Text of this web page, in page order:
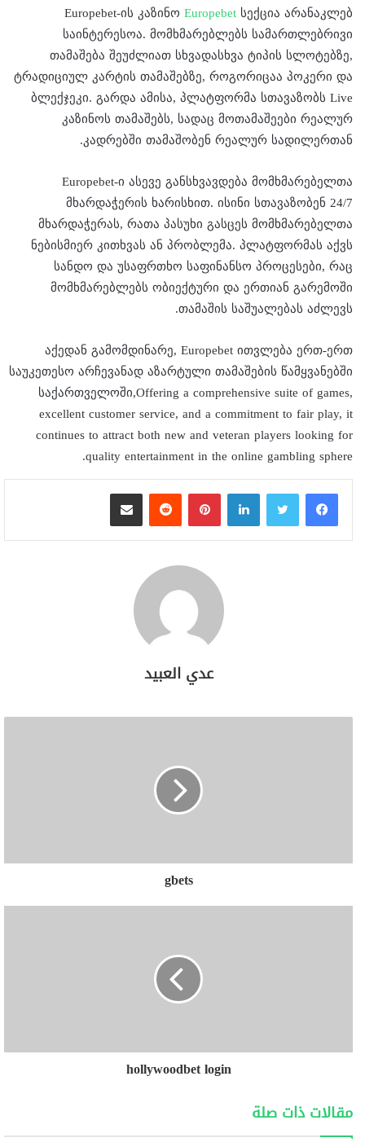
Europebet-ის კაზინო Europebet სექცია არანაკლებ
საინტერესოა. მომხმარებლებს სამართლებრივი
თამაშება შეუძლიათ სხვადასხვა ტიპის სლოტებზე,
ტრადიციულ კარტის თამაშებზე, როგორიცაა პოკერი და
ბლექჯეკი. გარდა ამისა, პლატფორმა სთავაზობს Live
კაზინოს თამაშებს, სადაც მოთამაშეები რეალურ
კადრებში თამაშობენ რეალურ სადილერთან.
Europebet-ი ასევე განსხვავდება მომხმარებელთა
მხარდაჭერის ხარისხით. ისინი სთავაზობენ 24/7
მხარდაჭერას, რათა პასუხი გასცეს მომხმარებელთა
ნებისმიერ კითხვას ან პრობლემა. პლატფორმას აქვს
სანდო და უსაფრთხო საფინანსო პროცესები, რაც
მომხმარებლებს ობიექტური და ერთიან გარემოში
თამაშის საშუალებას აძლევს.
აქედან გამომდინარე, Europebet ითვლება ერთ-ერთ
საუკეთესო არჩევანად აზარტული თამაშების წამყვანებში
საქართველოში,Offering a comprehensive suite of games,
excellent customer service, and a commitment to fair play, it
continues to attract both new and veteran players looking for
quality entertainment in the online gambling sphere.
لينكدإن بينتيريست مشاركة عبر البريد
عدي العبيد
gbets
hollywoodbet login
مقالات ذات صلة